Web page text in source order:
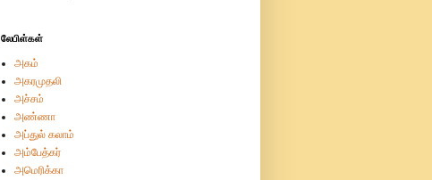
லேபிள்கள்
அகம்
அகரமுதலி
அச்சம்
அண்ணா
அப்துல் கலாம்
அம்பேத்கர்
அமெரிக்கா